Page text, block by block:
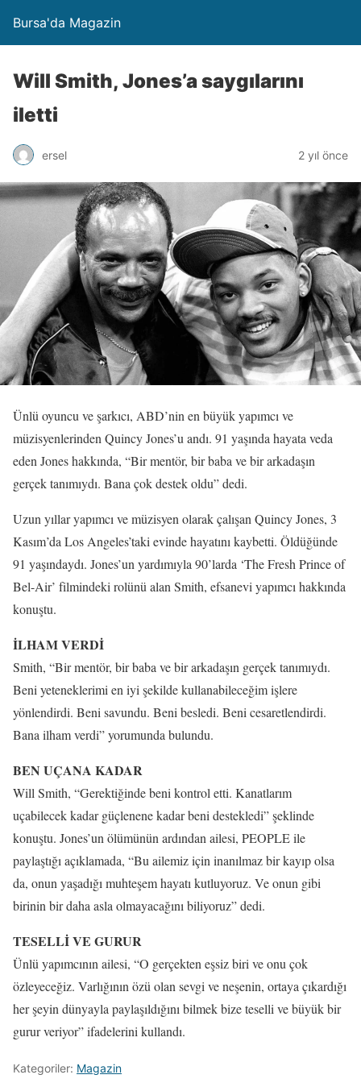
Bursa'da Magazin
Will Smith, Jones’a saygılarını
iletti
ersel 2 yıl önce
Ünlü oyuncu ve şarkıcı, ABD’nin en büyük yapımcı ve
müzisyenlerinden Quincy Jones’u andı. 91 yaşında hayata veda
eden Jones hakkında, “Bir mentör, bir baba ve bir arkadaşın
gerçek tanımıydı. Bana çok destek oldu” dedi.
Uzun yıllar yapımcı ve müzisyen olarak çalışan Quincy Jones, 3
Kasım’da Los Angeles’taki evinde hayatını kaybetti. Öldüğünde
91 yaşındaydı. Jones’un yardımıyla 90’larda ‘The Fresh Prince of
Bel-Air’ filmindeki rolünü alan Smith, efsanevi yapımcı hakkında
konuştu.
İLHAM VERDİ
Smith, “Bir mentör, bir baba ve bir arkadaşın gerçek tanımıydı.
Beni yeteneklerimi en iyi şekilde kullanabileceğim işlere
yönlendirdi. Beni savundu. Beni besledi. Beni cesaretlendirdi.
Bana ilham verdi” yorumunda bulundu.
BEN UÇANA KADAR
Will Smith, “Gerektiğinde beni kontrol etti. Kanatlarım
uçabilecek kadar güçlenene kadar beni destekledi” şeklinde
konuştu. Jones’un ölümünün ardından ailesi, PEOPLE ile
paylaştığı açıklamada, “Bu ailemiz için inanılmaz bir kayıp olsa
da, onun yaşadığı muhteşem hayatı kutluyoruz. Ve onun gibi
birinin bir daha asla olmayacağını biliyoruz” dedi.
TESELLİ VE GURUR
Ünlü yapımcının ailesi, “O gerçekten eşsiz biri ve onu çok
özleyeceğiz. Varlığının özü olan sevgi ve neşenin, ortaya çıkardığı
her şeyin dünyayla paylaşıldığını bilmek bize teselli ve büyük bir
gurur veriyor” ifadelerini kullandı.
Kategoriler: Magazin